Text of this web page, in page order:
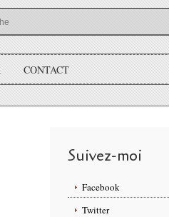
CONTACT
Suivez-moi
Facebook
Twitter